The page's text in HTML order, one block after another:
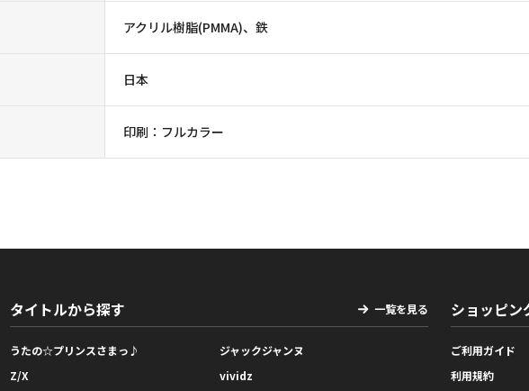
アクリル樹脂(PMMA)、鉄
日本
印刷：フルカラー
タイトルから探す 一覧を見る
うたの☆プリンスさまっ♪
ジャックジャンヌ
Z/X
vividz
ショッピン
ご利用ガイド
利用規約